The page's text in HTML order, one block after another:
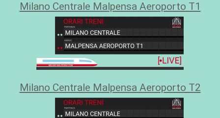
Milano Centrale Malpensa Aeroporto T1
Milano Centrale Malpensa Aeroporto T2